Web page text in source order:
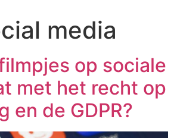
media
op sociale
met het recht op
en de GDPR?